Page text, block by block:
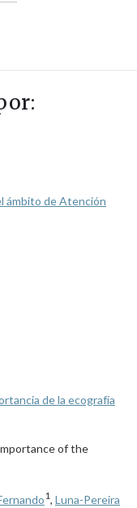
ámbito de Atención
de la ecografía
of the
1, Luna-Pereira